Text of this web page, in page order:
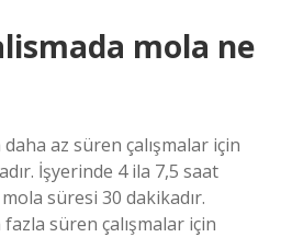
mola ne
az süren çalışmalar için
İşyerinde 4 ila 7,5 saat
süresi 30 dakikadır.
süren çalışmalar için